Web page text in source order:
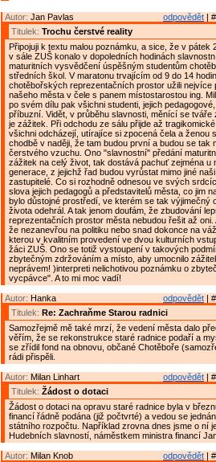
odpovědět |
Autor: Jan Pavlas
Titulek: Trochu čerstvé reality
Připojuji k textu malou poznámku, a sice, že v pátek
v sále ZUŠ konalo v dopoledních hodinách
maturitních vysvědčení úspěšným studentům
středních škol. V maratonu trvajícím od 9 do 14
chotěbořských reprezentačních prostor užili nejvíce
našeho města v čele s panem místostarostou ing.
po svém dílu pak všichni studenti, jejich
příbuzní. Vidět, v průběhu slavnosti, měnící se tváře
je zážitek. Při odchodu ze sálu přijde až
všichni odcházejí, utírajíce si zpocená čela a ženou
chodbě v naději, že tam budou první a budou se tak
čerstvého vzuchu. Ono "slavnostní" předání
zážitek na celý život, tak dostává pachuť zejména u
generace, z jejichž řad budou vyrůstat mimo jiné
zastupitelé. Co si rozhodně odnesou ve svých
slova jejich pedagogů a představitelů města, co jim
bylo důstojné prostředí, ve kterém se tak výjimečný
života odehrál. A tak jenom doufám, že zbudování
reprezentačních prostor města nebudou řešit až oni.
že nezanevřou na politiku nebo snad dokonce na
kterou v kvalitním provedení ve dvou kulturních
žáci ZUŠ. Ono se totiž vystoupení v takových
zbytečným zdržováním a místo, aby umocnilo
neprávem! )interpreti nelichotivou poznámku o
vycpávce". A to mi moc vadí!
odpovědět |
Autor: Hanka
Titulek: Re: Zachraňme Starou radnici
Samozřejmě mě také mrzí, že vedení města dalo
věřím, že se rekonstrukce staré radnice podaří a
se zřídil fond na obnovu, občané Chotěboře
rádi přispěli.
odpovědět |
Autor: Milan Linhart
Titulek: Žádost o dotaci
Žádost o dotaci na opravu staré radnice byla v
financí řádně podána (již počtvrté) a vedou se
státního rozpočtu. Například zrovna dnes jsme o ní
Hudebních slavností, náměstkem ministra financí
odpovědět |
Autor: Milan Knob